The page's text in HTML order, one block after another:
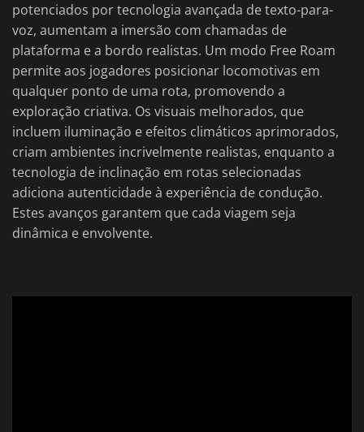
potenciados por tecnologia avançada de texto-para-
voz, aumentam a imersão com chamadas de
plataforma e a bordo realistas. Um modo Free Roam
permite aos jogadores posicionar locomotivas em
qualquer ponto de uma rota, promovendo a
exploração criativa. Os visuais melhorados, que
incluem iluminação e efeitos climáticos aprimorados,
criam ambientes incrivelmente realistas, enquanto a
tecnologia de inclinação em rotas selecionadas
adiciona autenticidade à experiência de condução.
Estes avanços garantem que cada viagem seja
dinâmica e envolvente.